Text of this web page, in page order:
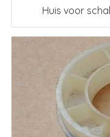
Huis voor